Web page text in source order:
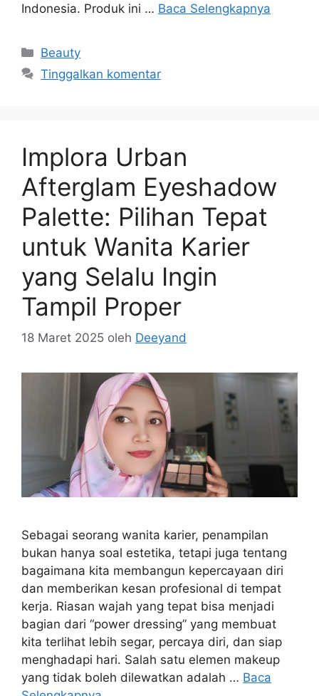
Indonesia. Produk ini … Baca Selengkapnya
Kategori
Beauty
Tinggalkan komentar
Implora Urban
Afterglam Eyeshadow
Palette: Pilihan Tepat
untuk Wanita Karier
yang Selalu Ingin
Tampil Proper
18 Maret 2025 oleh Deeyand
Sebagai seorang wanita karier, penampilan
bukan hanya soal estetika, tetapi juga tentang
bagaimana kita membangun kepercayaan diri
dan memberikan kesan profesional di tempat
kerja. Riasan wajah yang tepat bisa menjadi
bagian dari “power dressing” yang membuat
kita terlihat lebih segar, percaya diri, dan siap
menghadapi hari. Salah satu elemen makeup
yang tidak boleh dilewatkan adalah … Baca